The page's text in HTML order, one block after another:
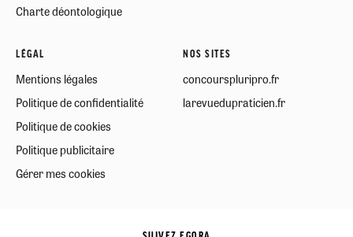
Charte déontologique
LÉGAL
Mentions légales
Politique de confidentialité
Politique de cookies
Politique publicitaire
Gérer mes cookies
NOS SITES
concourspluripro.fr
larevuedupraticien.fr